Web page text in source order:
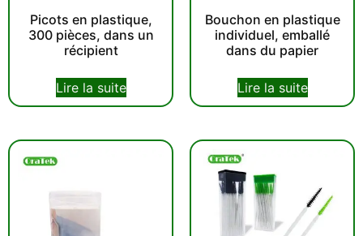
Picots en plastique,
300 pièces, dans un
récipient
Lire la suite
Bouchon en plastique
individuel, emballé
dans du papier
Lire la suite